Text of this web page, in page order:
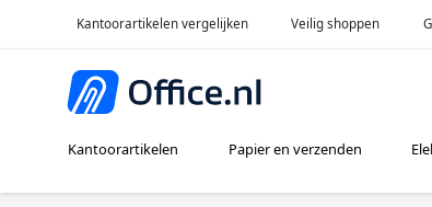
Kantoorartikelen vergelijken Veilig shoppen
Kantoorartikelen Papier en verzenden